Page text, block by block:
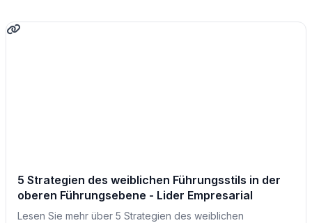
5 Strategien des weiblichen Führungsstils in der
oberen Führungsebene - Lider Empresarial
Lesen Sie mehr über 5 Strategien des weiblichen